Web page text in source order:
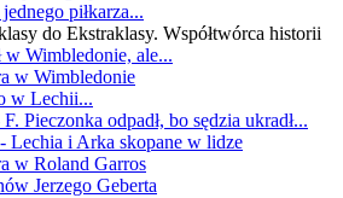
piłkarza...
do Ekstraklasy. Współtwórca historii
w Wimbledonie, ale...
w Wimbledonie
w Lechii...
Pieczonka odpadł, bo sędzia ukradł...
Lechia i Arka skopane w lidze
w Roland Garros
Jerzego Geberta